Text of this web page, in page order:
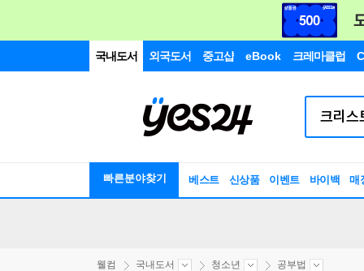
국내도서 외국도서 중고샵 eBook 크레마클럽
빠른분야찾기 베스트 신상품 이벤트 바이백 매
웰컴 국내도서 청소년 공부법